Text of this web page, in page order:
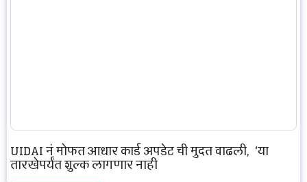
UIDAI नं मोफत आधार कार्ड अपडेट ची मुदत वाढली, ‘या
तारखेपर्यंत शुल्क लागणार नाही